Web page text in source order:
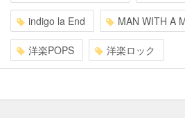
indigo la End MAN WITH A
洋楽POPS 洋楽ロック